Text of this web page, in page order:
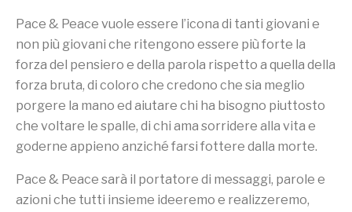
Pace & Peace vuole essere l’icona di tanti giovani e
non più giovani che ritengono essere più forte la
forza del pensiero e della parola rispetto a quella della
forza bruta, di coloro che credono che sia meglio
porgere la mano ed aiutare chi ha bisogno piuttosto
che voltare le spalle, di chi ama sorridere alla vita e
goderne appieno anziché farsi fottere dalla morte.
Pace & Peace sarà il portatore di messaggi, parole e
azioni che tutti insieme ideeremo e realizzeremo,